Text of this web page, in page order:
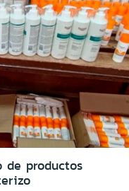
de productos